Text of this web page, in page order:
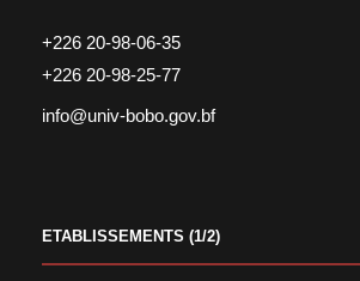
+226 20-98-06-35
+226 20-98-25-77
info@univ-bobo.gov.bf
ETABLISSEMENTS (1/2)